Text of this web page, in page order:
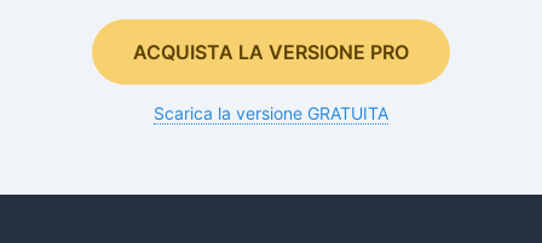
ACQUISTA LA VERSIONE PRO
Scarica la versione GRATUITA